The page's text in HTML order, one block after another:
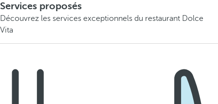
Services proposés
Découvrez les services exceptionnels du restaurant Dolce
Vita